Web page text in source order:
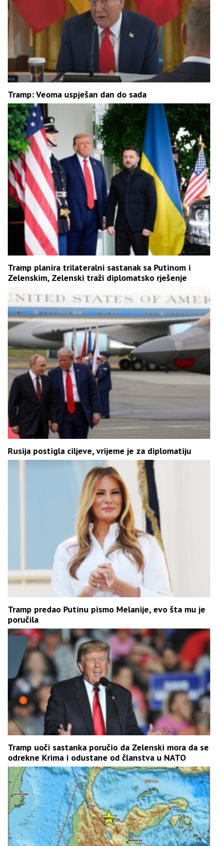
Tramp: Veoma uspješan dan do sada
Tramp planira trilateralni sastanak sa Putinom i
Zelenskim, Zelenski traži diplomatsko rješenje
Rusija postigla ciljeve, vrijeme je za diplomatiju
Tramp predao Putinu pismo Melanije, evo šta mu je
poručila
Tramp uoči sastanka poručio da Zelenski mora da se
odrekne Krima i odustane od članstva u NATO